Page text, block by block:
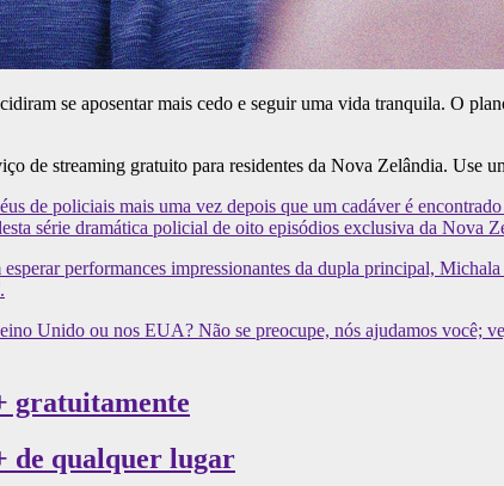
se aposentar mais cedo e seguir uma vida tranquila. O
de streaming gratuito para residentes da Nova Zelândia. Use
de policiais mais uma vez depois que um cadáver é
série dramática policial de oito episódios exclusiva da Nova
esperar performances impressionantes da dupla principal,
.
Unido ou nos EUA? Não se preocupe, nós ajudamos você;
gratuitamente
de qualquer lugar